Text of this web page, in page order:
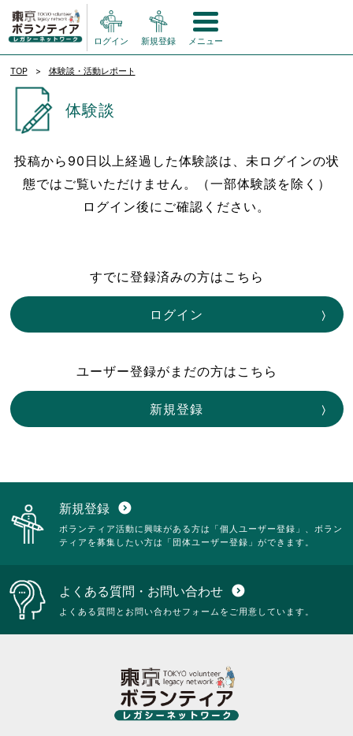
ログイン 新規登録 メニュー
TOP 体験談・活動レポート
体験談
投稿から90日以上経過した体験談は、未ログインの状
態ではご覧いただけません。（一部体験談を除く）
ログイン後にご確認ください。
すでに登録済みの方はこちら
ログイン
ユーザー登録がまだの方はこちら
新規登録
新規登録 expand_circle_down
ボランティア活動に興味がある方は「個人ユーザー登録」、ボラン
ティアを募集したい方は「団体ユーザー登録」ができます。
よくある質問・お問い合わせ expand_circle_down
よくある質問とお問い合わせフォームをご用意しています。